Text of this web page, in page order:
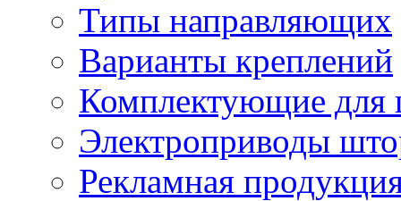
Типы направляющих
Варианты креплений
Комплектующие для
Электроприводы
Рекламная